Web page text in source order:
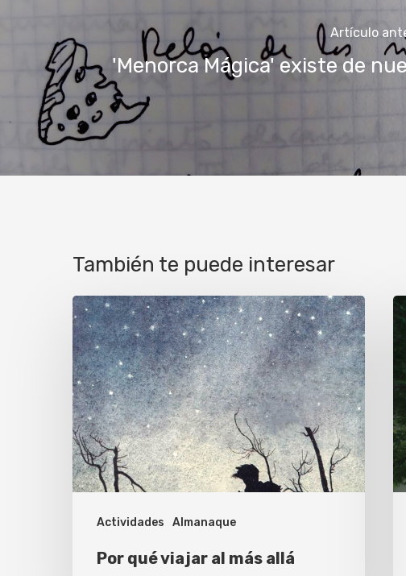
Artículo
'Menorca Mágica' existe de
También te puede interesar
Actividades Almanaque
Por
qué
viajar
al
más
allá
Por qué viajar al más allá
el